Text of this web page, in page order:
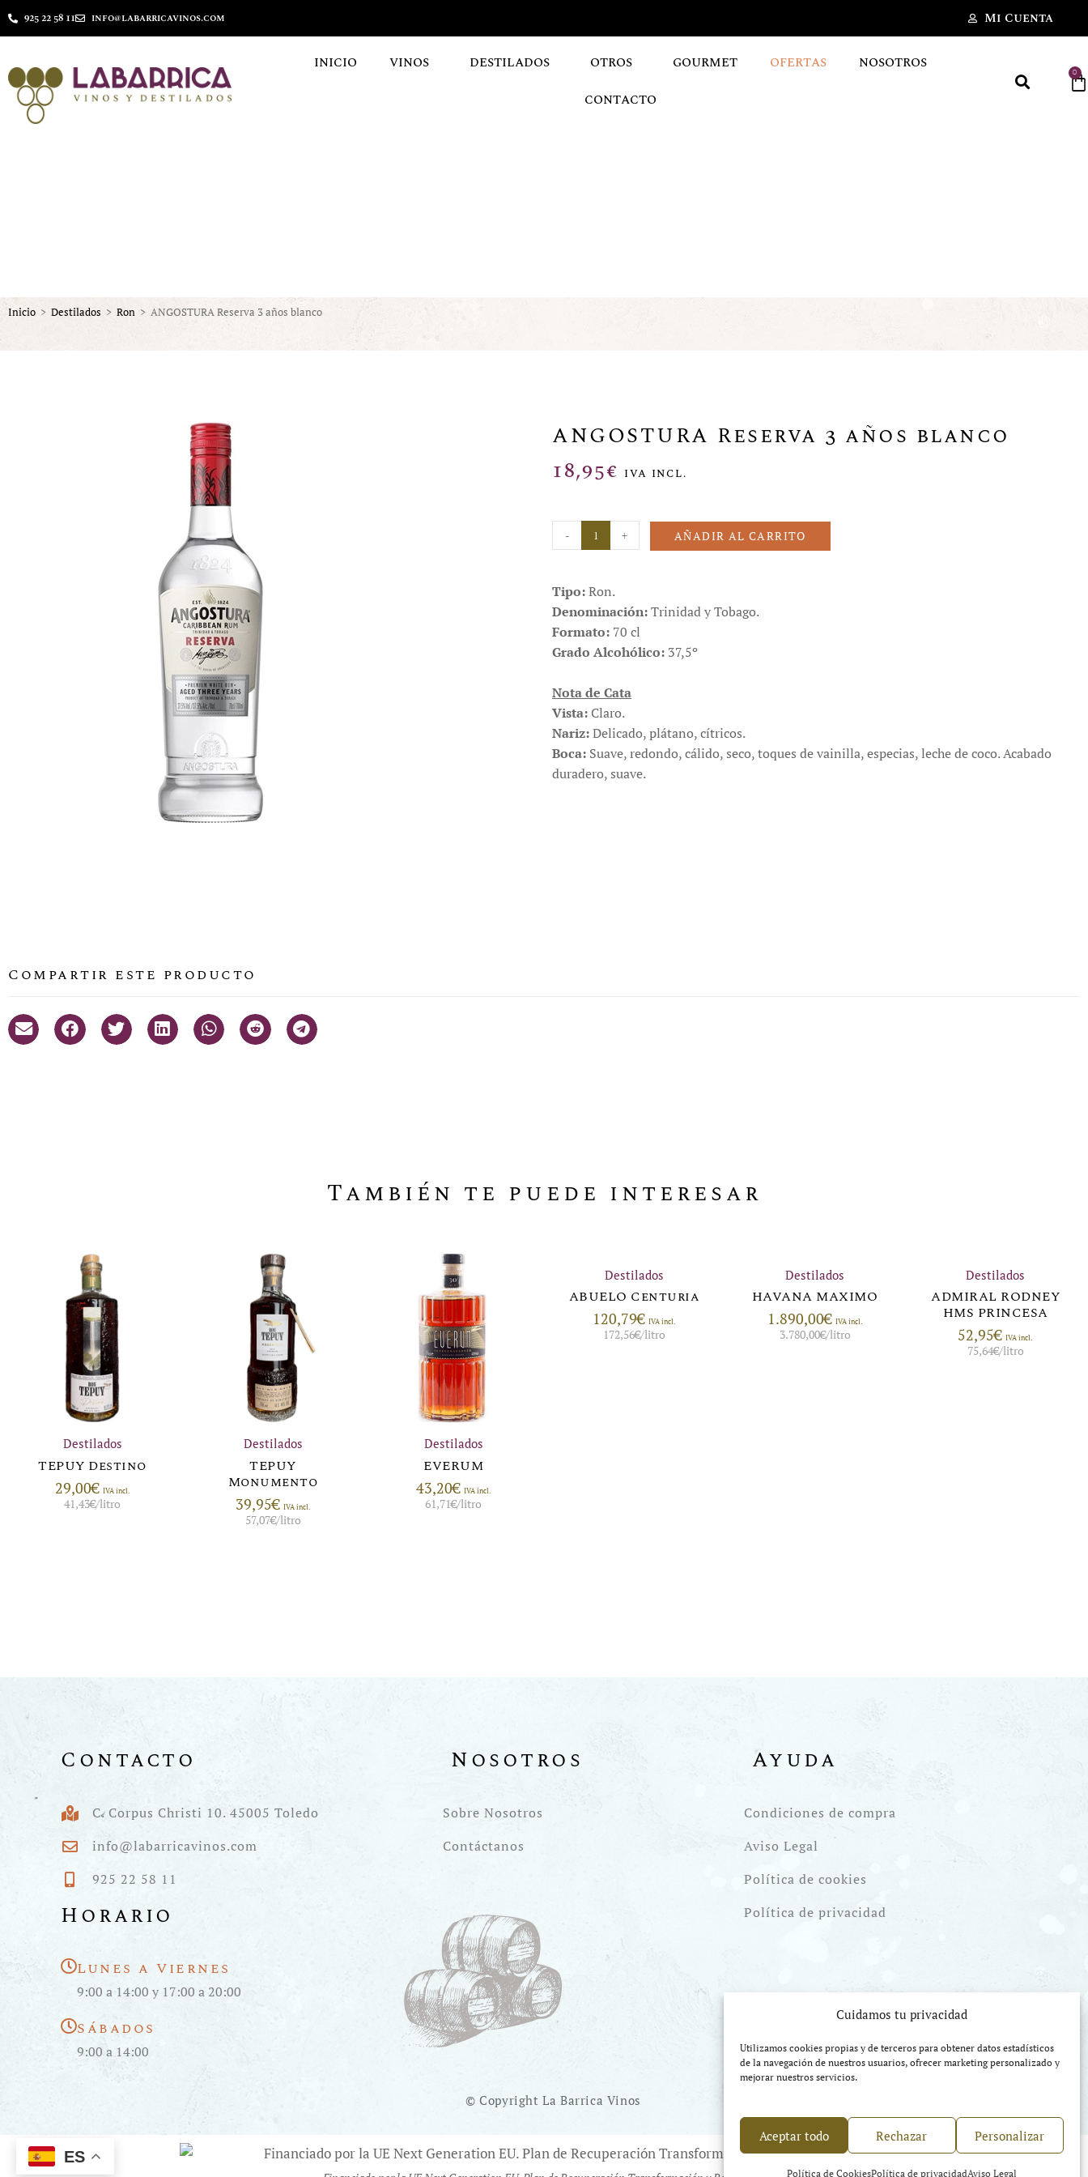
Cuidamos tu privacidad
Utilizamos cookies propias y de terceros para obtener datos estadísticos
de la navegación de nuestros usuarios, ofrecer marketing personalizado y
mejorar nuestros servicios.
Aceptar todo Rechazar Personalizar
Política de CookiesPolítica de privacidadAviso Legal
925 22 58 11 info@labarricavinos.com Mi Cuenta
INICIO VINOS DESTILADOS OTROS GOURMET OFERTAS
NOSOTROS
CONTACTO
0
Inicio > Destilados > Ron > ANGOSTURA Reserva 3 años blanco
ANGOSTURA Reserva 3 años blanco
18,95€ IVA INCL.
- + AÑADIR AL CARRITO
Tipo:Ron.
Denominación:Trinidad y Tobago.
Formato: 70 cl
Grado Alcohólico: 37,5º
Nota de Cata
Vista: Claro.
Nariz:Delicado, plátano, cítricos.
Boca: Suave, redondo, cálido, seco, toques de vainilla, especias, leche de coco. Acabado
duradero, suave.
Compartir este producto
También te puede interesar
Destilados
TEPUY Destino
29,00€ IVA incl.
41,43€/litro
Destilados
TEPUY
Monumento
39,95€ IVA incl.
57,07€/litro
Destilados
EVERUM
43,20€ IVA incl.
61,71€/litro
Destilados
ABUELO Centuria
120,79€ IVA incl.
172,56€/litro
Destilados
HAVANA MAXIMO
1.890,00€ IVA incl.
3.780,00€/litro
Destilados
ADMIRAL RODNEY
HMS PRINCESA
52,95€ IVA incl.
75,64€/litro
Contacto
C. Corpus Christi 10. 45005 Toledo
info@labarricavinos.com
925 22 58 11
Horario
Lunes a Viernes
9:00 a 14:00 y 17:00 a 20:00
Sábados
9:00 a 14:00
Nosotros
Sobre Nosotros
Contáctanos
Ayuda
Condiciones de compra
Aviso Legal
Política de cookies
Política de privacidad
© Copyright La Barrica Vinos
ES